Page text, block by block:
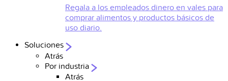
Regala a los empleados dinero en vales para
comprar alimentos y productos básicos de
uso diario.
Soluciones
Atrás
Por industria
Atrás